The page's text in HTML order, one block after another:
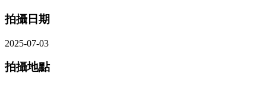
拍攝日期
2025-07-03
拍攝地點